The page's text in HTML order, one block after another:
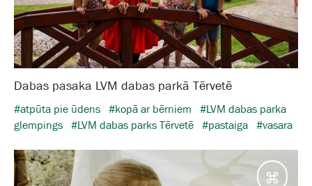
Dabas pasaka LVM dabas parkā Tērvetē
#atpūta pie ūdens #kopā ar bērniem
#LVM dabas parka
glempings #LVM dabas parks Tērvetē #pastaiga #vasara